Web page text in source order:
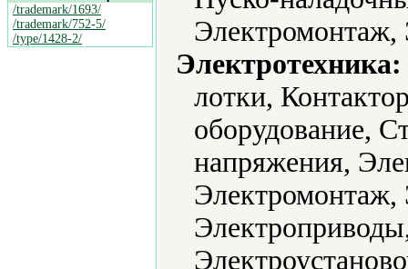
/trademark/1693/
/trademark/752-5/
/type/1428-2/
Электромонтаж,
Электротехника:
лотки,
оборудование,
напряжения,